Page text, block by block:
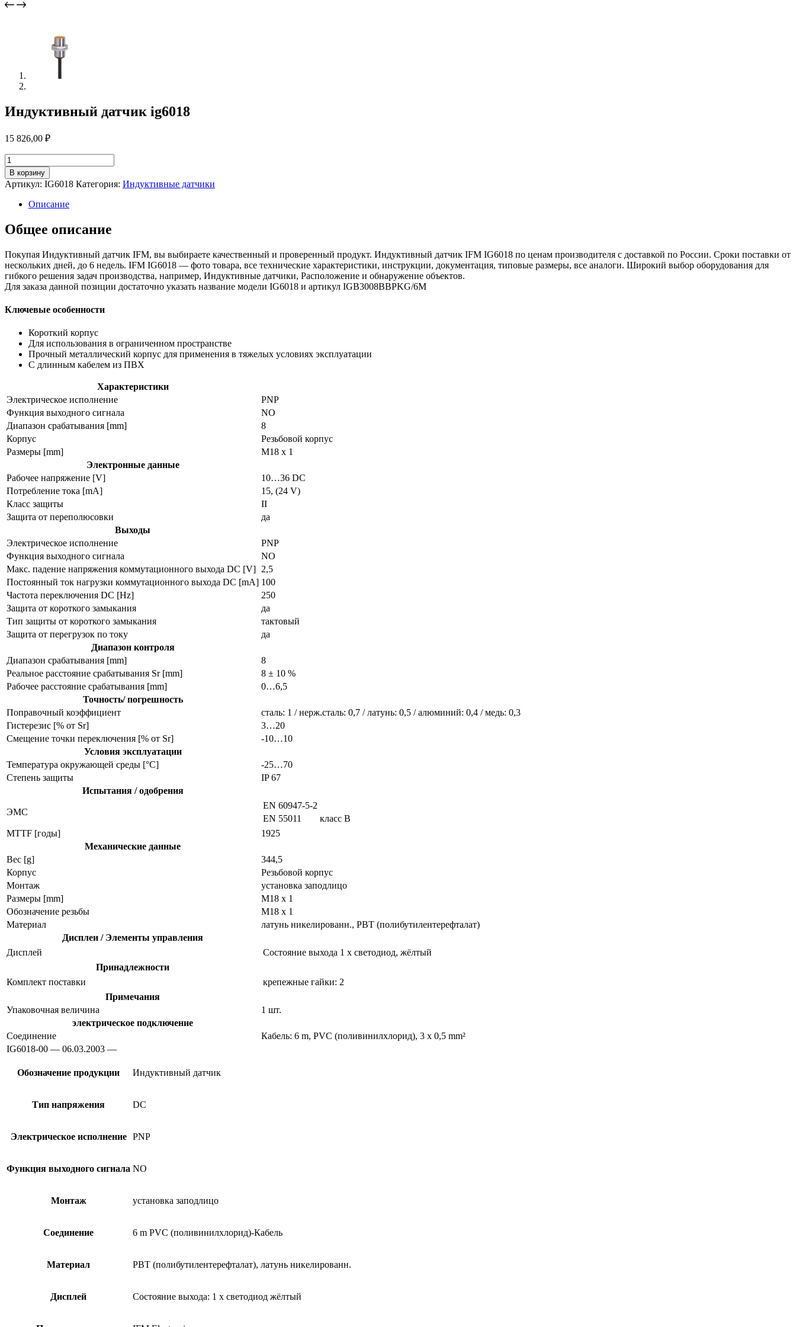
Индуктивный датчик ig6018
15 826,00 ₽
Количество
товара
Индуктивный
датчик
ig6018
В корзину
Артикул: IG6018 Категория: Индуктивные датчики
Описание
Общее описание
Покупая Индуктивный датчик IFM, вы выбираете качественный и проверенный продукт. Индуктивный датчик IFM IG6018 по ценам производителя с доставкой по России. Сроки поставки от
нескольких дней, до 6 недель. IFM IG6018 — фото товара, все технические характеристики, инструкции, документация, типовые размеры, все аналоги. Широкий выбор оборудования для
гибкого решения задач производства, например, Индуктивные датчики, Расположение и обнаружение объектов.
Для заказа данной позиции достаточно указать название модели IG6018 и артикул IGB3008BBPKG/6M
Ключевые особенности
Короткий корпус
Для использования в ограниченном пространстве
Прочный металлический корпус для применения в тяжелых условиях эксплуатации
С длинным кабелем из ПВХ
Характеристики
Электрическое исполнение
PNP
Функция выходного сигнала
NO
Диапазон срабатывания [mm]
8
Корпус
Резьбовой корпус
Размеры [mm]
M18 x 1
Электронные данные
Рабочее напряжение [V]
10…36 DC
Потребление тока [mA]
15, (24 V)
Класс защиты
II
Защита от переполюсовки
да
Выходы
Электрическое исполнение
PNP
Функция выходного сигнала
NO
Макс. падение напряжения коммутационного выхода DC [V] 2,5
Постоянный ток нагрузки коммутационного выхода DC [mA] 100
Частота переключения DC [Hz]
250
Защита от короткого замыкания
да
Тип защиты от короткого замыкания
тактовый
Защита от перегрузок по току
да
Диапазон контроля
Диапазон срабатывания [mm]
8
Реальное расстояние срабатывания Sr [mm]
8 ± 10 %
Рабочее расстояние срабатывания [mm]
0…6,5
Точность/ погрешность
Поправочный коэффициент
сталь: 1 / нерж.сталь: 0,7 / латунь: 0,5 / алюминий: 0,4 / медь: 0,3
Гистерезис [% от Sr]
3…20
Смещение точки переключения [% от Sr]
-10…10
Условия эксплуатации
Температура окружающей среды [°C]
-25…70
Степень защиты
IP 67
Испытания / одобрения
ЭMC
EN 60947-5-2
EN 55011
класс B
MTTF [годы]
1925
Механические данные
Вес [g]
344,5
Корпус
Резьбовой корпус
Монтаж
установка заподлицо
Размеры [mm]
M18 x 1
Обозначение резьбы
M18 x 1
Материал
латунь никелированн., PBT (полибутилентерефталат)
Дисплеи / Элементы управления
Дисплей
Состояние выхода 1 x светодиод, жёлтый
Принадлежности
Комплект поставки
крепежные гайки: 2
Примечания
Упаковочная величина
1 шт.
электрическое подключение
Соединение
Кабель: 6 m, PVC (поливинилхлорид), 3 x 0,5 mm²
IG6018-00 — 06.03.2003 —
Обозначение продукции Индуктивный датчик
Тип напряжения DC
Электрическое исполнение PNP
Функция выходного сигнала NO
Монтаж установка заподлицо
Соединение 6 m PVC (поливинилхлорид)-Кабель
Материал PBT (полибутилентерефталат), латунь никелированн.
Дисплей Состояние выхода: 1 x светодиод жёлтый